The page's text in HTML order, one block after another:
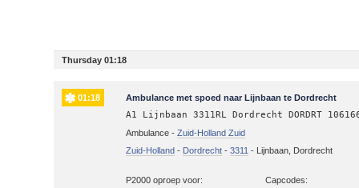
Thursday 01:18
01:18 Ambulance met spoed naar Lijnbaan te Dordrecht
A1 Lijnbaan 3311RL Dordrecht DORDRT
Ambulance -Zuid-Holland Zuid
Zuid-Holland - Dordrecht -3311 - Lijnbaan, Dordrecht
P2000 oproep voor:
Capcodes: